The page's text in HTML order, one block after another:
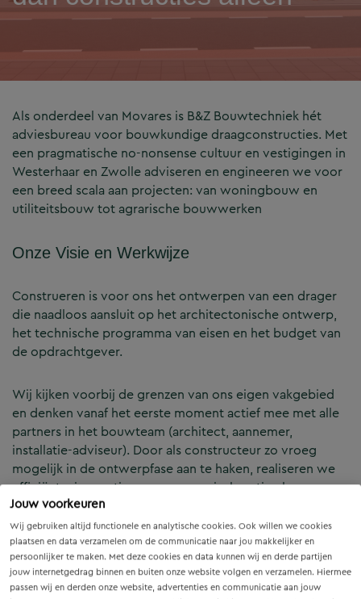
Jouw voorkeuren
Wij gebruiken altijd functionele en analytische cookies. Ook willen we cookies
plaatsen en data verzamelen om de communicatie naar jou makkelijker en
persoonlijker te maken. Met deze cookies en data kunnen wij en derde partijen
jouw internetgedrag binnen en buiten onze website volgen en verzamelen. Hiermee
passen wij en derden onze website, advertenties en communicatie aan jouw
Als onderdeel van Movares is B&Z Bouwtechniek hét
adviesbureau voor bouwkundige draagconstructies. Met
een pragmatische no-nonsense cultuur en vestigingen in
Westerhaar en Zwolle adviseren en engineeren we voor
een breed scala aan projecten: van woningbouw en
utiliteitsbouw tot agrarische bouwwerken
Onze Visie en Werkwijze
Construeren is voor ons het ontwerpen van een drager
die naadloos aansluit op het architectonische ontwerp,
het technische programma van eisen en het budget van
de opdrachtgever.
Wij kijken voorbij de grenzen van ons eigen vakgebied
en denken vanaf het eerste moment actief mee met alle
partners in het bouwteam (architect, aannemer,
installatie-adviseur). Door als constructeur zo vroeg
mogelijk in de ontwerpfase aan te haken, realiseren we
efficiënte, innovatieve en economisch optimale
constructies — voor zowel nieuwbouw als renovatie.
Onze Expertises en Activiteiten
B&Z Bouwtechniek verzorgt het volledige constructieve